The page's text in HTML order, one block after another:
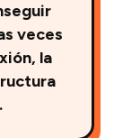
veces
la